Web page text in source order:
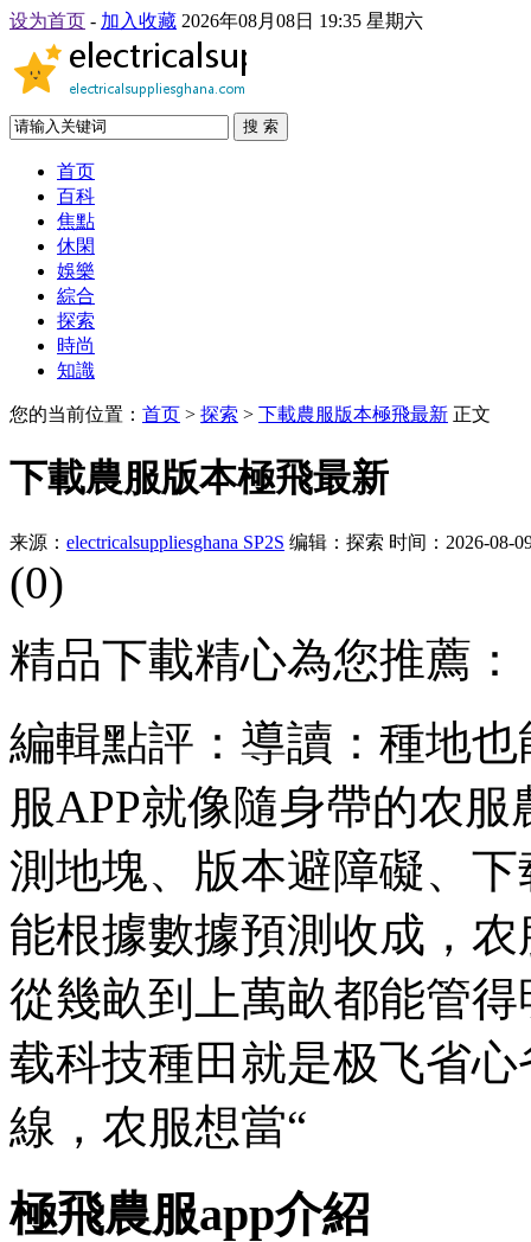
设为首页 - 加入收藏 2026年08月08日 19:35 星期六
搜 索
首页
百科
焦點
休閑
娛樂
綜合
探索
時尚
知識
您的当前位置： 首页 > 探索 > 下載農服版本極飛最新 正文
下載農服版本極飛最新
来源： electricalsuppliesghana SP2S 编辑：探索 时间：2026-08-
(0)
精品下載精心為您推薦：
編輯點評：導讀：種地
服APP就像隨身帶的农
測地塊、版本避障礙、
能根據數據預測收成，
從幾畝到上萬畝都能管
载科技種田就是极飞省
線，农服想當“
極飛農服app介紹